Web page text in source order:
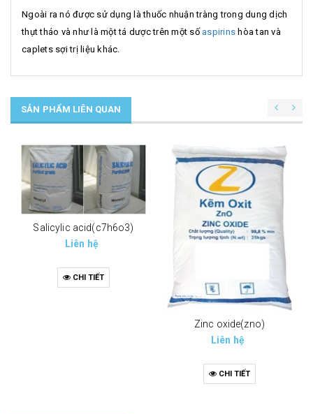
Ngoài ra nó được sử dụng là thuốc nhuận tràng trong dung dịch
thụt tháo và như là một tá dược trên một số aspirins hòa tan và
caplets sợi trị liệu khác.
SẢN PHẨM LIÊN QUAN
Salicylic acid(c7h6o3)
Liên hệ
CHI TIẾT
Zinc oxide(zno)
Liên hệ
CHI TIẾT